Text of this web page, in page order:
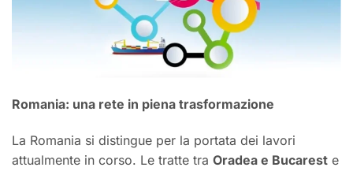
Romania: una rete in piena trasformazione
La Romania si distingue per la portata dei lavori
attualmente in corso. Le tratte tra Oradea e Bucarest e